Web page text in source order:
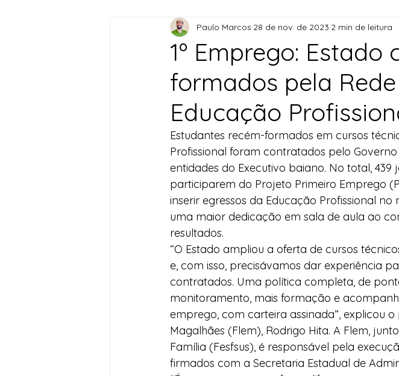
Entrevistas Movimentos Sociais Notícias
Cidades Cultura Saúde Projetos de Lei
Desenvolvimento Territorial Indicação Água
Imprensa Assistência Social Agricultura
Nota de Pesar Segurança Alimentar
Juventude Datas Comemorativas
1º Emprego:
formados pela
Educação
Paulo Marcos 28 de nov. de 2023 2 min de leitura
Estudantes recém-formados em cursos
Profissional foram contratados pelo
entidades do Executivo baiano. No total,
participarem do Projeto Primeiro Emprego
inserir egressos da Educação Profissional
uma maior dedicação em sala de aula ao
resultados.
“O Estado ampliou a oferta de cursos
e, com isso, precisávamos dar experiência
contratados. Uma política completa, de
monitoramento, mais formação e
emprego, com carteira assinada”, explicou
Magalhães (Flem), Rodrigo Hita. A Flem,
Família (Fesfsus), é responsável pela
firmados com a Secretaria Estadual de